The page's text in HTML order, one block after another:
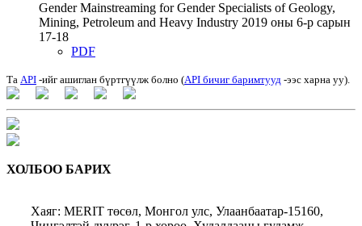
Gender Mainstreaming for Gender Specialists of Geology,
Mining, Petroleum and Heavy Industry 2019 оны 6-р сарын
17-18
PDF
Та API -ийг ашиглан бүртгүүлж болно (API бичиг баримтууд -ээс харна уу).
ХОЛБОО БАРИХ
Хаяг: MERIT төсөл, Монгол улс, Улаанбаатар-15160,